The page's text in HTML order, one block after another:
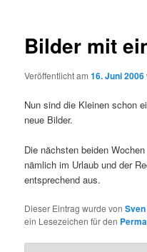
Bilder mit
Veröffentlicht am16. Juni 2006
Nun sind die Kleinen schon
neue Bilder.
Die nächsten beiden
nämlich im Urlaub und der
entsprechend aus.
Dieser Eintrag wurde vonSven
ein Lesezeichen für den